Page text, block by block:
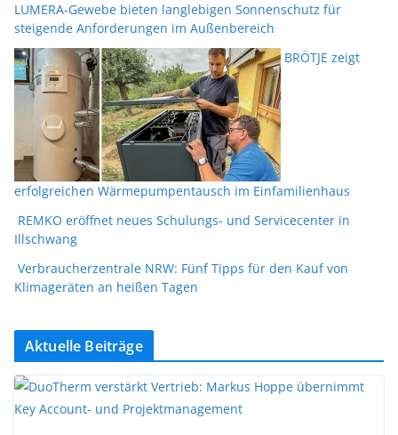
LUMERA-Gewebe bieten langlebigen Sonnenschutz für
steigende Anforderungen im Außenbereich
BRÖTJE zeigt
erfolgreichen Wärmepumpentausch im Einfamilienhaus
REMKO eröffnet neues Schulungs- und Servicecenter in
Illschwang
Verbraucherzentrale NRW: Fünf Tipps für den Kauf von
Klimageräten an heißen Tagen
Aktuelle Beiträge